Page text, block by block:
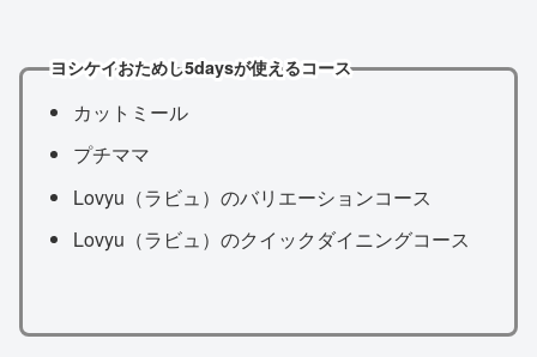
ヨシケイおためし5daysが使えるコース
カットミール
プチママ
Lovyu（ラビュ）のバリエーションコース
Lovyu（ラビュ）のクイックダイニングコース